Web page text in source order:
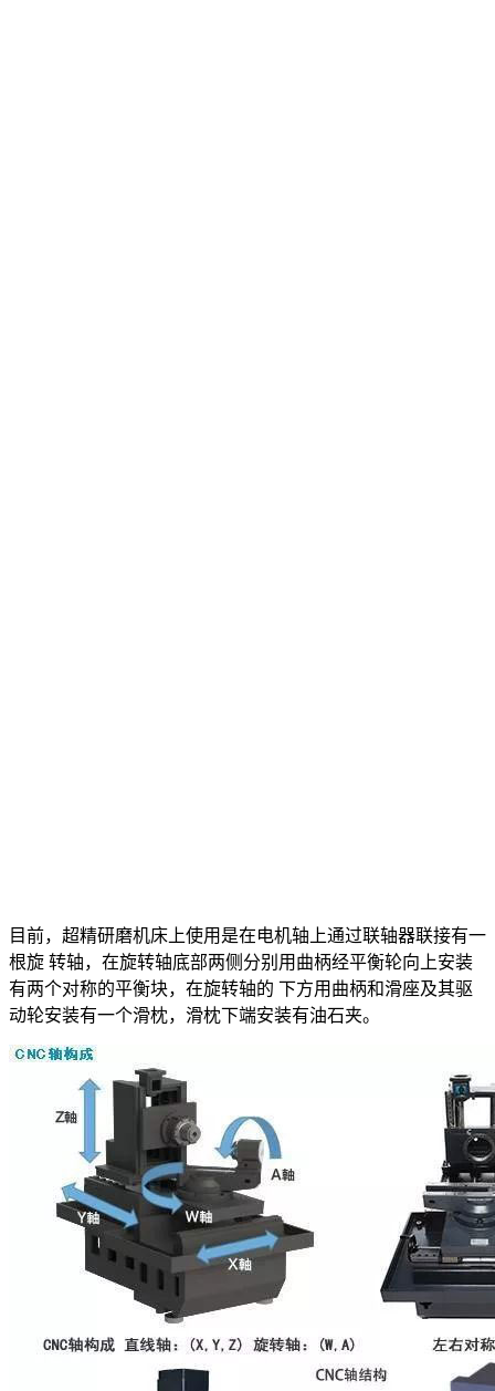
目前，超精研磨机床上使用是在电机轴上通过联轴器联接有一
根旋 转轴，在旋转轴底部两侧分别用曲柄经平衡轮向上安装
有两个对称的平衡块，在旋转轴的 下方用曲柄和滑座及其驱
动轮安装有一个滑枕，滑枕下端安装有油石夹。